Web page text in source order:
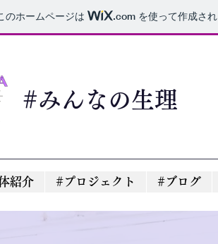
のホームページは .com を使って作成さ
#みんなの生理
紹介 #プロジェクト #ブログ